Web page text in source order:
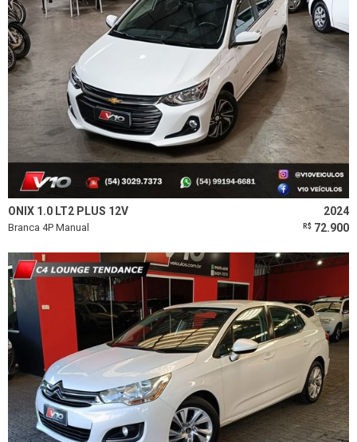
ONIX 1.0 LT2 PLUS 12V 2024
Branca 4P Manual R$ 72.900